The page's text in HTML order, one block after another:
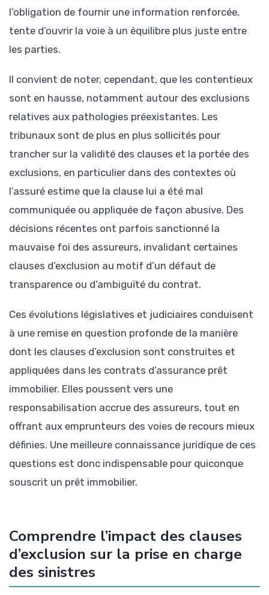
l’obligation de fournir une information renforcée,
tente d’ouvrir la voie à un équilibre plus juste entre
les parties.
Il convient de noter, cependant, que les contentieux
sont en hausse, notamment autour des exclusions
relatives aux pathologies préexistantes. Les
tribunaux sont de plus en plus sollicités pour
trancher sur la validité des clauses et la portée des
exclusions, en particulier dans des contextes où
l’assuré estime que la clause lui a été mal
communiquée ou appliquée de façon abusive. Des
décisions récentes ont parfois sanctionné la
mauvaise foi des assureurs, invalidant certaines
clauses d’exclusion au motif d’un défaut de
transparence ou d’ambiguïté du contrat.
Ces évolutions législatives et judiciaires conduisent
à une remise en question profonde de la manière
dont les clauses d’exclusion sont construites et
appliquées dans les contrats d’assurance prêt
immobilier. Elles poussent vers une
responsabilisation accrue des assureurs, tout en
offrant aux emprunteurs des voies de recours mieux
définies. Une meilleure connaissance juridique de ces
questions est donc indispensable pour quiconque
souscrit un prêt immobilier.
Comprendre l’impact des clauses
d’exclusion sur la prise en charge
des sinistres